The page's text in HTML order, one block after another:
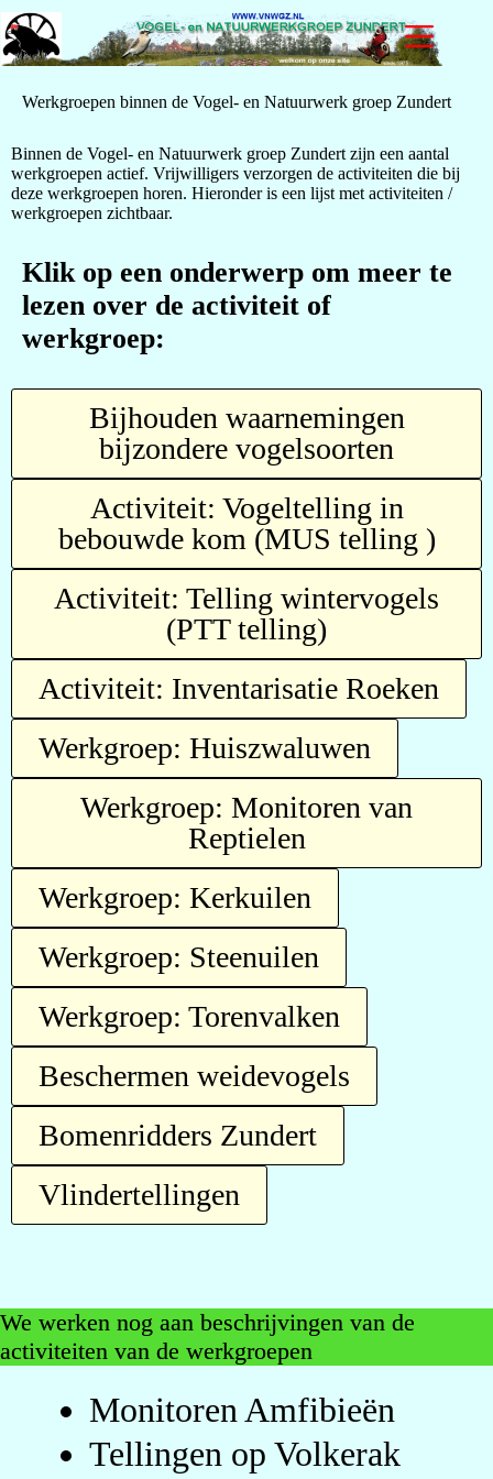
Werkgroepen binnen de Vogel- en Natuurwerk groep Zundert
Binnen de Vogel- en Natuurwerk groep Zundert zijn een aantal
werkgroepen actief. Vrijwilligers verzorgen de activiteiten die bij
deze werkgroepen horen. Hieronder is een lijst met activiteiten /
werkgroepen zichtbaar.
Klik op een onderwerp om meer te
lezen over de activiteit of
werkgroep:
Bijhouden waarnemingen
bijzondere vogelsoorten
Activiteit: Vogeltelling in
bebouwde kom (MUS telling )
Activiteit: Telling wintervogels
(PTT telling)
Activiteit: Inventarisatie Roeken
Werkgroep: Huiszwaluwen
Werkgroep: Monitoren van
Reptielen
Werkgroep: Kerkuilen
Werkgroep: Steenuilen
Werkgroep: Torenvalken
Beschermen weidevogels
Bomenridders Zundert
Vlindertellingen
We werken nog aan beschrijvingen van de
activiteiten van de werkgroepen
Monitoren Amfibieën
Tellingen op Volkerak